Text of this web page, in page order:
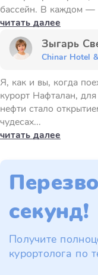
бассейн. В каждом —
читать далее
Зыгарь
Chinar Hotel
Я, как и вы, когда
курорт Нафталан,
нефти стало
чудесах...
читать далее
секунд!
Получите
курортолога по